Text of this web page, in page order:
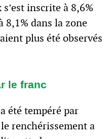
inscrite à 8,6%
8,1% dans la zone
plus été observés
le franc
été tempéré par
renchérissement a